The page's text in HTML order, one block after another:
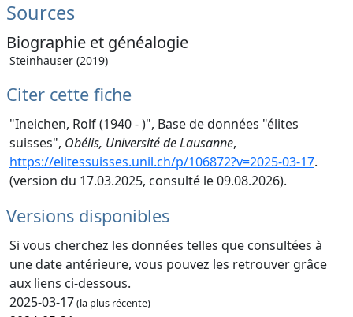
Sources
Biographie et généalogie
Steinhauser (2019)
Citer cette fiche
"Ineichen, Rolf (1940 - )", Base de données "élites
suisses", Obélis, Université de Lausanne,
https://elitessuisses.unil.ch/p/106872?v=2025-03-17.
(version du 17.03.2025, consulté le 09.08.2026).
Versions disponibles
Si vous cherchez les données telles que consultées à
une date antérieure, vous pouvez les retrouver grâce
aux liens ci-dessous.
2025-03-17(la plus récente)